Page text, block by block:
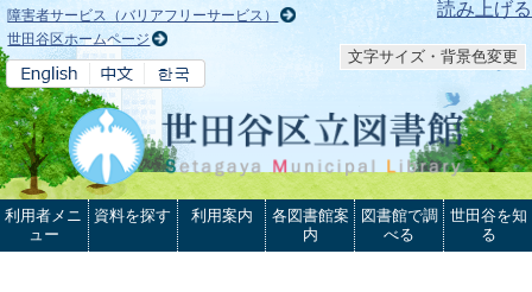
本文へ 読み上げる
障害者サービス（バリアフリーサービス）
世田谷区ホームページ
文字サイズ・背景色変更
利用者メニ
ュー
資料を探す 利用案内
各図書館案
内
図書館で調
べる
世田谷を知
る